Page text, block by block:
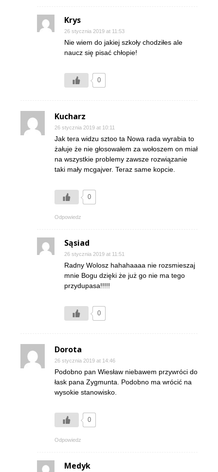
Krys
26 stycznia 2019 at 11:53
Nie wiem do jakiej szkoły chodziłes ale
naucz się pisać chłopie!
0
Kucharz
26 stycznia 2019 at 10:11
Jak tera widzu sztoo ta Nowa rada wyrabia to
żałuje że nie głosowałem za wołoszem on miał
na wszystkie problemy zawsze rozwiązanie
taki mały mcgajver. Teraz same kopcie.
0
Odpowiedz
Sąsiad
26 stycznia 2019 at 11:51
Radny Wolosz hahahaaaa nie rozsmieszaj
mnie Bogu dzięki że już go nie ma tego
przydupasa!!!!!
0
Dorota
26 stycznia 2019 at 14:46
Podobno pan Wiesław niebawem przywróci do
łask pana Zygmunta. Podobno ma wrócić na
wysokie stanowisko.
0
Odpowiedz
Medyk